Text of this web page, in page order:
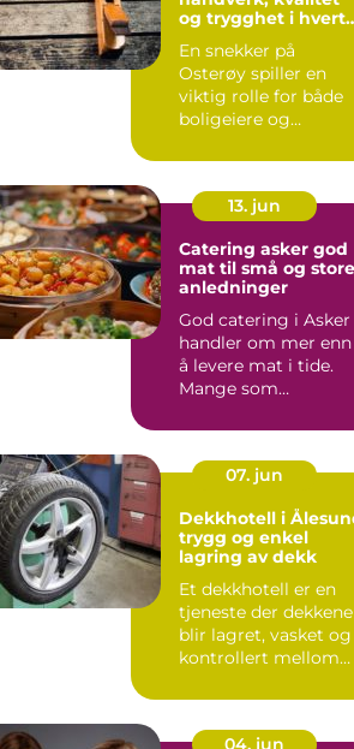
og trygghet i hvert
En snekker på
Osterøy spiller en
viktig rolle for både
boligeiere og
hus og hytter...
13. jun
Catering asker god
mat til små og store
anledninger
God catering i Asker
handler om mer enn
å levere mat i tide.
Mange som
konfirmas...
07. jun
Dekkhotell i
trygg og enkel
lagring av dekk
Et dekkhotell er en
tjeneste der dekkene
blir lagret, vasket og
kontrollert mellom
04. jun